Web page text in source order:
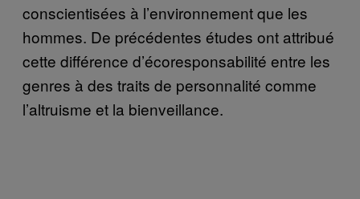
conscientisées à l’environnement que les
hommes. De précédentes études ont attribué
cette différence d’écoresponsabilité entre les
genres à des traits de personnalité comme
l’altruisme et la bienveillance.